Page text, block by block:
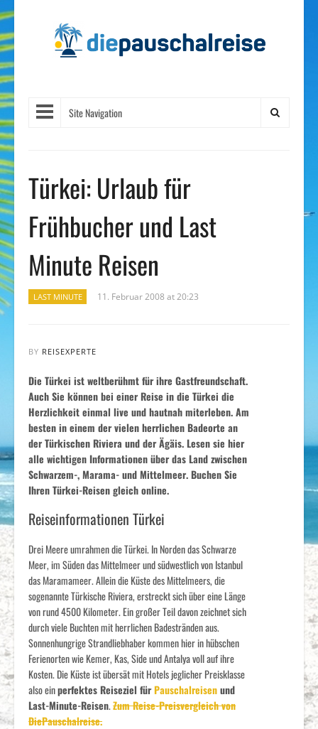
Site Navigation
Türkei: Urlaub für
Frühbucher und Last
Minute Reisen
LAST MINUTE 11. Februar 2008 at 20:23
BY REISEXPERTE
Die Türkei ist weltberühmt für ihre Gastfreundschaft.
Auch Sie können bei einer Reise in die Türkei die
Herzlichkeit einmal live und hautnah miterleben. Am
besten in einem der vielen herrlichen Badeorte an
der Türkischen Riviera und der Ägäis. Lesen sie hier
alle wichtigen Informationen über das Land zwischen
Schwarzem-, Marama- und Mittelmeer. Buchen Sie
Ihren Türkei-Reisen gleich online.
Reiseinformationen Türkei
Drei Meere umrahmen die Türkei. In Norden das Schwarze
Meer, im Süden das Mittelmeer und südwestlich von Istanbul
das Maramameer. Allein die Küste des Mittelmeers, die
sogenannte Türkische Riviera, erstreckt sich über eine Länge
von rund 4500 Kilometer. Ein großer Teil davon zeichnet sich
durch viele Buchten mit herrlichen Badestränden aus.
Sonnenhungrige Strandliebhaber kommen hier in hübschen
Ferienorten wie Kemer, Kas, Side und Antalya voll auf ihre
Kosten. Die Küste ist übersät mit Hotels jeglicher Preisklasse
also einperfektes Reiseziel fürPauschalreisenund
Last-Minute-Reisen.Zum Reise-Preisvergleich von
DiePauschalreise.